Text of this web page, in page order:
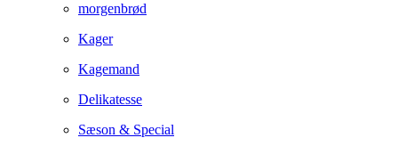
morgenbrød
Kager
Kagemand
Delikatesse
Sæson & Special